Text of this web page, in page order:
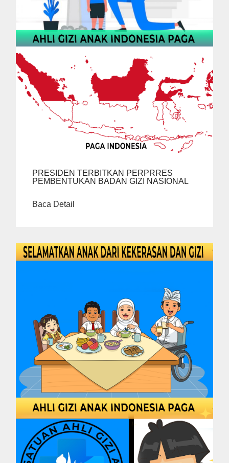
PRESIDEN TERBITKAN PERPRRES
PEMBENTUKAN BADAN GIZI NASIONAL
Baca Detail